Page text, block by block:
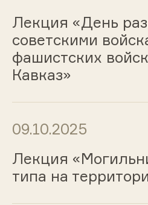
Лекция «День
советскими
фашистских
Кавказ»
09.10.2025
Лекция
типа на